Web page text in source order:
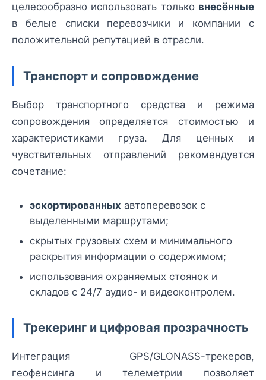
целесообразно использовать только внесённые
в белые списки перевозчики и компании с
положительной репутацией в отрасли.
Транспорт и сопровождение
Выбор транспортного средства и режима
сопровождения определяется стоимостью и
характеристиками груза. Для ценных и
чувствительных отправлений рекомендуется
сочетание:
эскортированных автоперевозок с
выделенными маршрутами;
скрытых грузовых схем и минимального
раскрытия информации о содержимом;
использования охраняемых стоянок и
складов с 24/7 аудио- и видеоконтролем.
Трекеринг и цифровая прозрачность
Интеграция GPS/GLONASS-трекеров,
геофенсинга и телеметрии позволяет